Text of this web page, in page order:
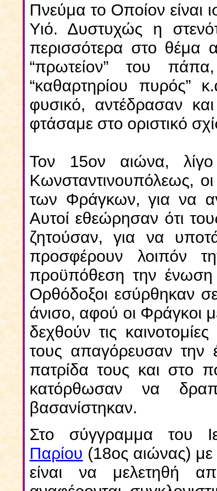
Πνεύμα το Οποίον είναι
Υιό. Δυστυχώς η
περισσότερα στο θέμα
“πρωτείον” του
“καθαρτηρίου πυρός”
φυσικό, αντέδρασαν
φτάσαμε στο οριστικό
Τον 15ον αιώνα,
Κωνσταντινουπόλεως,
των Φράγκων, για να
Αυτοί εθεώρησαν ότι
ζητούσαν, για να
προσφέρουν λοιπόν
προϋπόθεση την
Ορθόδοξοι εσύρθηκαν
άνισο, αφού οι Φράγκοι
δεχθούν τις
τους απαγόρευσαν την
πατρίδα τους και στο
κατόρθωσαν να
βασανίστηκαν.
Στο σύγγραμμα του
Παρίου (18ος αιώνας) με
είναι να μελετηθή